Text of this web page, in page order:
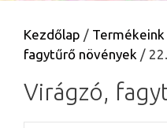
Kezdőlap / Termékeink
fagytűrő növények /
Virágzó,